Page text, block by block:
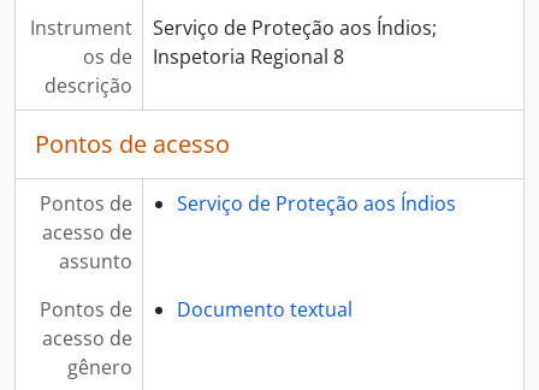
Instrument
os de
descrição
Serviço de Proteção aos Índios;
Inspetoria Regional 8
Pontos de acesso
Pontos de
acesso de
assunto
Serviço de Proteção aos Índios
Pontos de
acesso de
gênero
Documento textual